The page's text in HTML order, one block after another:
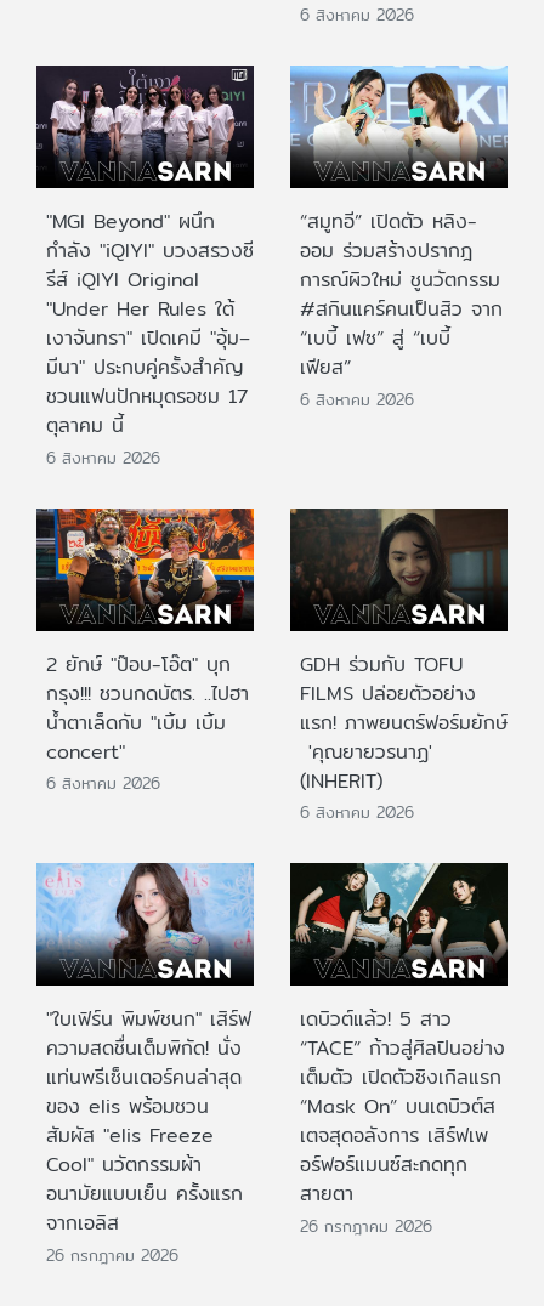
6 สิงหาคม 2026
"MGI Beyond" ผนึก
กำลัง "iQIYI" บวงสรวงซี
รีส์ iQIYI Original
"Under Her Rules ใต้
เงาจันทรา" เปิดเคมี "อุ้ม–
มีนา" ประกบคู่ครั้งสำคัญ
ชวนแฟนปักหมุดรอชม 17
ตุลาคม นี้
6 สิงหาคม 2026
“สมูทอี” เปิดตัว หลิง-
ออม ร่วมสร้างปรากฎ
การณ์ผิวใหม่ ชูนวัตกรรม
#สกินแคร์คนเป็นสิว จาก
“เบบี้ เฟซ” สู่ “เบบี้
เฟียส”
6 สิงหาคม 2026
2 ยักษ์ "ป๊อบ-โอ๊ต" บุก
กรุง!!! ชวนกดบัตร. ..ไปฮา
น้ำตาเล็ดกับ "เบิ้ม เบิ้ม
concert"
6 สิงหาคม 2026
GDH ร่วมกับ TOFU
FILMS ปล่อยตัวอย่าง
แรก! ภาพยนตร์ฟอร์มยักษ์
'คุณยายวรนาฏ'
(INHERIT)
6 สิงหาคม 2026
"ใบเฟิร์น พิมพ์ชนก" เสิร์ฟ
ความสดชื่นเต็มพิกัด! นั่ง
แท่นพรีเซ็นเตอร์คนล่าสุด
ของ elis พร้อมชวน
สัมผัส "elis Freeze
Cool" นวัตกรรมผ้า
อนามัยแบบเย็น ครั้งแรก
จากเอลิส
26 กรกฎาคม 2026
เดบิวต์แล้ว! 5 สาว
“TACE” ก้าวสู่ศิลปินอย่าง
เต็มตัว เปิดตัวซิงเกิลแรก
“Mask On” บนเดบิวต์ส
เตจสุดอลังการ เสิร์ฟเพ
อร์ฟอร์แมนซ์สะกดทุก
สายตา
26 กรกฎาคม 2026